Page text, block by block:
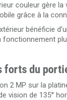
couleur gère
grâce à la
bénéficie
fonctionnement
forts du
2 MP sur la
vision de 135°